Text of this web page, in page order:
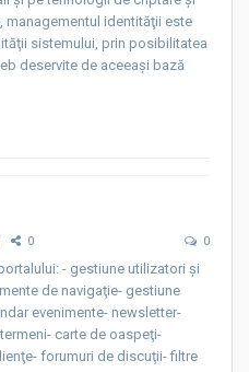
managementul identităţii este
sistemului, prin posibilitatea
deservite de aceeaşi bază
0 0
- gestiune utilizatori şi
de navigaţie- gestiune
evenimente- newsletter-
carte de oaspeţi-
forumuri de discuţii- filtre